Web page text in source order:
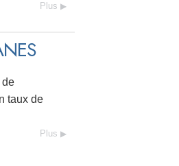
Plus
de
taux de
Plus